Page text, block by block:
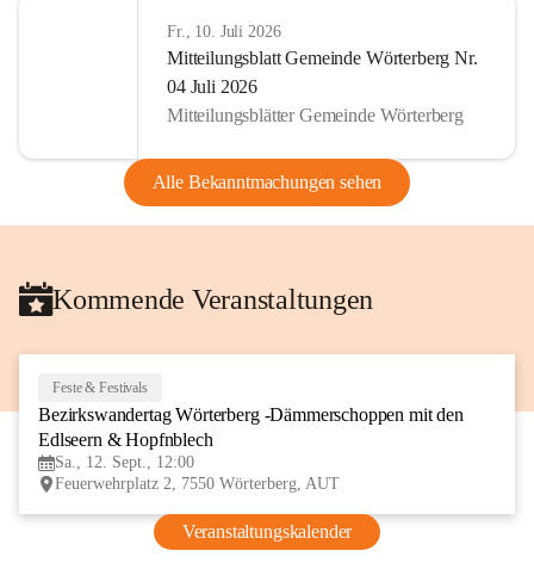
Fr., 10. Juli 2026
Mitteilungsblatt Gemeinde Wörterberg Nr.
04 Juli 2026
Mitteilungsblätter Gemeinde Wörterberg
Alle Bekanntmachungen sehen
Kommende Veranstaltungen
Feste & Festivals
Bezirkswandertag Wörterberg -Dämmerschoppen mit den
Edlseern & Hopfnblech
Sa., 12. Sept., 12:00
Feuerwehrplatz 2, 7550 Wörterberg, AUT
Veranstaltungskalender